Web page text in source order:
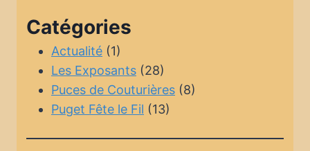
Catégories
Actualité (1)
Les Exposants (28)
Puces de Couturières (8)
Puget Fête le Fil (13)